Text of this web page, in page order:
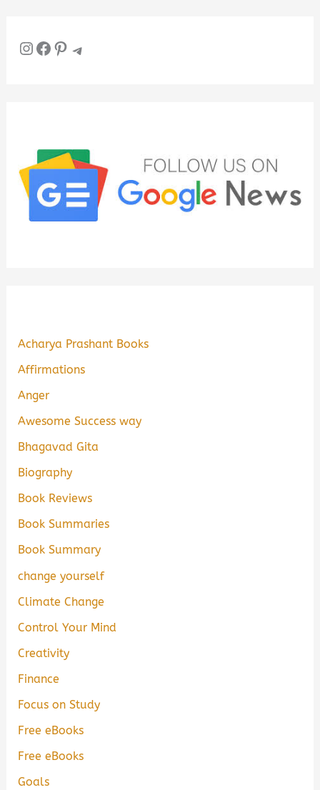
InstagramFacebook Pinterest Telegram
Acharya Prashant Books
Affirmations
Anger
Awesome Success way
Bhagavad Gita
Biography
Book Reviews
Book Summaries
Book Summary
change yourself
Climate Change
Control Your Mind
Creativity
Finance
Focus on Study
Free eBooks
Free eBooks
Goals